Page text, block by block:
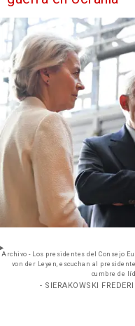
Archivo - Los presidentes del Consejo
von der Leyen, escuchan al
cumbre de
- SIERAKOWSKI